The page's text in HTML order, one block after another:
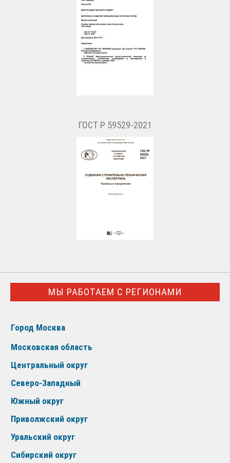
ГОСТ Р 59529-2021
МЫ РАБОТАЕМ С РЕГИОНАМИ
Город Москва
Московская область
Центральный округ
Северо-Западный
Южный округ
Приволжский округ
Уральский округ
Сибирский округ